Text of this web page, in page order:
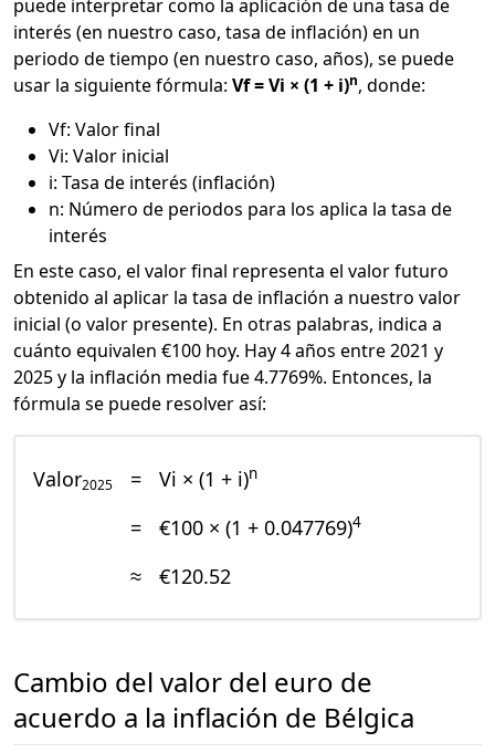
puede interpretar como la aplicación de una tasa de
interés (en nuestro caso, tasa de inflación) en un
periodo de tiempo (en nuestro caso, años), se puede
usar la siguiente fórmula: Vf = Vi × (1 + i)n, donde:
Vf: Valor final
Vi: Valor inicial
i: Tasa de interés (inflación)
n: Número de periodos para los aplica la tasa de
interés
En este caso, el valor final representa el valor futuro
obtenido al aplicar la tasa de inflación a nuestro valor
inicial (o valor presente). En otras palabras, indica a
cuánto equivalen €100 hoy. Hay 4 años entre 2021 y
2025 y la inflación media fue 4.7769%. Entonces, la
fórmula se puede resolver así:
Valor2025 = Vi × (1 + i)n
= €100 × (1 + 0.047769)4
≈ €120.52
Cambio del valor del euro de
acuerdo a la inflación de Bélgica